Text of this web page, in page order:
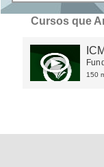
Cursos que
150